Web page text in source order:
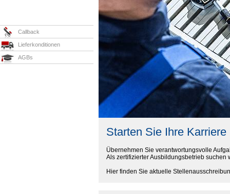
Callback
Lieferkonditionen
AGBs
Starten Sie Ihre
Übernehmen Sie verantwortungsvolle
Als zertifizierter Ausbildungsbetrieb suchen
Hier finden Sie aktuelle